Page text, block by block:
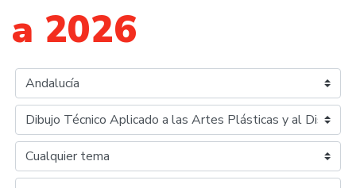
a 2026